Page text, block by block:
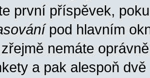
první příspěvek,
pod hlavním
nemáte
a pak alespoň